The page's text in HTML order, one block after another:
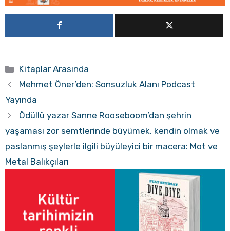
Kategoriler
Kitaplar Arasında
Mehmet Öner’den: Sonsuzluk Alanı Podcast
Yayında
Ödüllü yazar Sanne Rooseboom’dan şehrin
yaşaması zor semtlerinde büyümek, kendin olmak ve
paslanmış şeylerle ilgili büyüleyici bir macera: Mot ve
Metal Balıkçıları